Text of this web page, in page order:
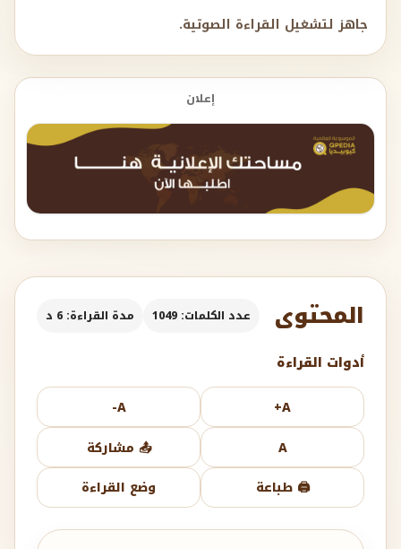
جاهز لتشغيل القراءة الصوتية.
إعلان
المحتوى عدد الكلمات: 1049 مدة القراءة: 6 د
أدوات القراءة
A+
A-
A
📤 مشاركة
🖨️ طباعة
وضع القراءة